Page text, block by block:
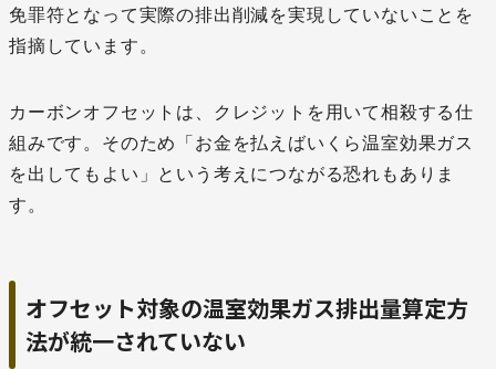
免罪符となって実際の排出削減を実現していないことを
指摘しています。
カーボンオフセットは、クレジットを用いて相殺する仕
組みです。そのため「お金を払えばいくら温室効果ガス
を出してもよい」という考えにつながる恐れもありま
す。
オフセット対象の温室効果ガス排出量算定方
法が統一されていない